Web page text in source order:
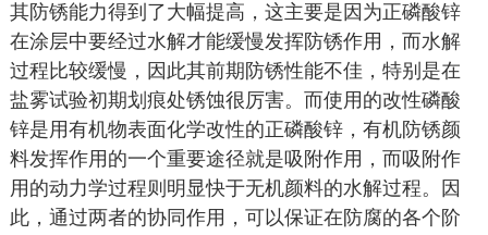
其防锈能力得到了大幅提高，这主要是因为正磷酸锌
在涂层中要经过水解才能缓慢发挥防锈作用，而水解
过程比较缓慢，因此其前期防锈性能不佳，特别是在
盐雾试验初期划痕处锈蚀很厉害。而使用的改性磷酸
锌是用有机物表面化学改性的正磷酸锌，有机防锈颜
料发挥作用的一个重要途径就是吸附作用，而吸附作
用的动力学过程则明显快于无机颜料的水解过程。因
此，通过两者的协同作用，可以保证在防腐的各个阶